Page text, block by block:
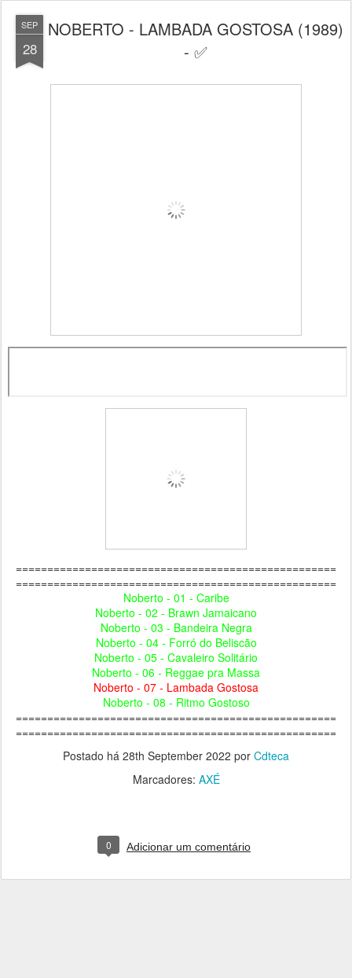
SEP
28
NOBERTO - LAMBADA GOSTOSA (1989)
- ✅
===================================================
===================================================
Noberto - 01 - Caribe
Noberto - 02 - Brawn Jamaicano
Noberto - 03 - Bandeira Negra
Noberto - 04 - Forró do Beliscão
Noberto - 05 - Cavaleiro Solitário
Noberto - 06 - Reggae pra Massa
Noberto - 07 - Lambada Gostosa
Noberto - 08 - Ritmo Gostoso
===================================================
===================================================
Postado há 28th September 2022 por Cdteca
Marcadores: AXÉ
0 Adicionar um comentário